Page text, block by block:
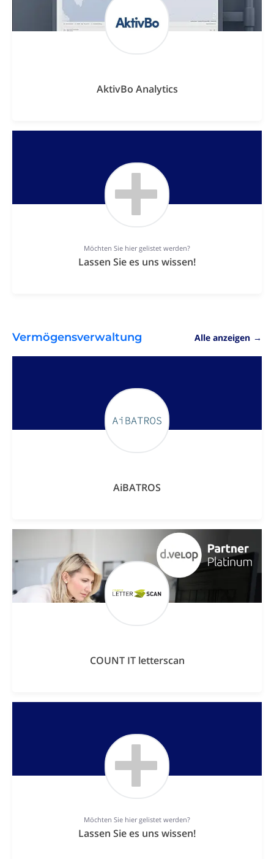
AktivBo Analytics
Möchten Sie hier gelistet werden?
Lassen Sie es uns wissen!
Alle anzeigen →
Vermögensverwaltung
AiBATROS
COUNT IT letterscan
Möchten Sie hier gelistet werden?
Lassen Sie es uns wissen!